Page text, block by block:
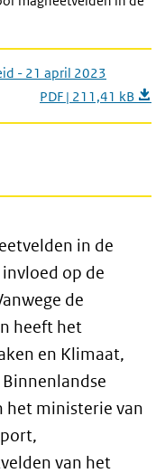
- 21 april 2023
PDF | 211,41 kB
in de
op de
de
heeft het
en Klimaat,
het ministerie van
van het